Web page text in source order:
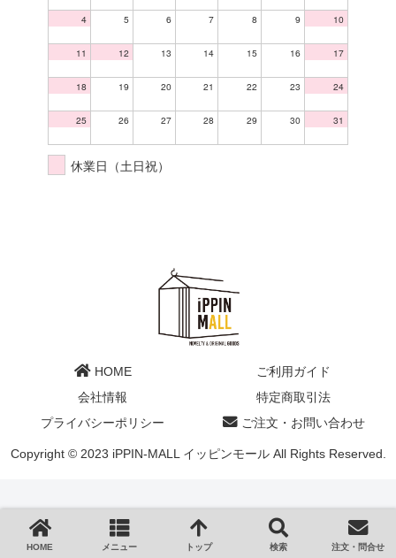
4 5 6 7 8 9 10
11 12 13 14 15 16 17
18 19 20 21 22 23 24
25 26 27 28 29 30 31
休業日（土日祝）
HOME
ご利用ガイド
会社情報
特定商取引法
プライバシーポリシー
ご注文・お問い合わせ
Copyright © 2023 iPPIN-MALL イッピンモール All Rights Reserved.
HOME メニュー トップ 検索 注文・問合せ